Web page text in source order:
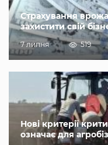
Страхування
захистити свій
7 липня 519
Нові критерії
означає для